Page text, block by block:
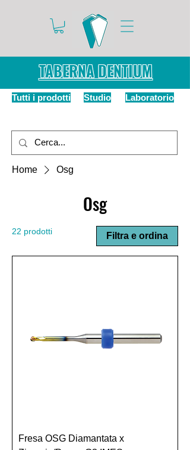
TABERNA DENTIUM
Tutti i prodotti Studio Laboratorio
Home Osg
Osg
22 prodotti Filtra e ordina
Fresa OSG Diamantata x